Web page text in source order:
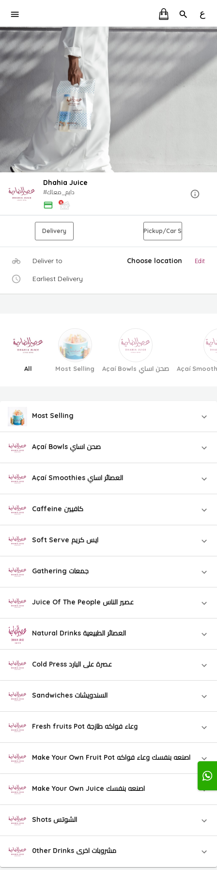
ع
Dhahia Juice
#دايم_معاك
Delivery Pickup/Car S
Deliver to Choose location Edit
Earliest Delivery
All Most Selling Açaí Bowls صحن اساي
Most Selling
Açaí Bowls صحن اساي
Açaí Smoothies العصائر اساي
Caffeine كافيين
Soft Serve ايس كريم
Gathering جمعات
Juice Of The People عصير الناس
Natural Drinks العصائر الطبيعية
Cold Press عصرة على البارد
Sandwiches السندويشات
Fresh fruits Pot وعاء فواكه طازجة
Make Your Own Fruit Pot اصنعه بنفسك وعاء فواكه
Make Your Own Juice اصنعه بنفسك
Shots الشوتس
0ther Drinks مشروبات اخرى